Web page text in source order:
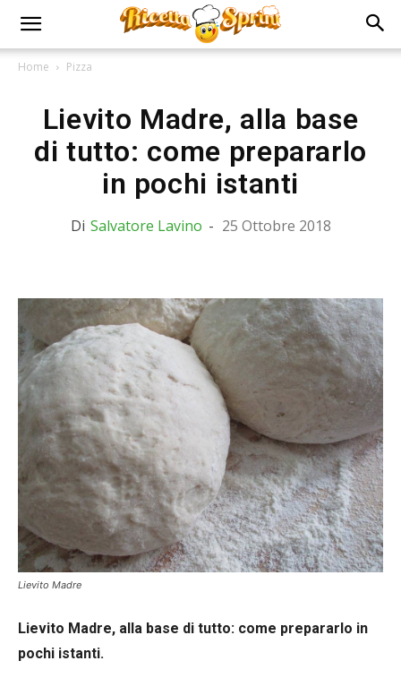
Home Pizza
Lievito Madre, alla base
di tutto: come prepararlo
in pochi istanti
Di Salvatore Lavino - 25 Ottobre 2018
Lievito Madre
Lievito Madre, alla base di tutto: come prepararlo in
pochi istanti.